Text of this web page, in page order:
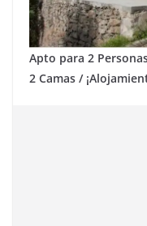
Apto para 2
2 Camas /